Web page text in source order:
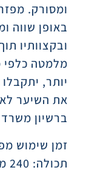
ומסורק.
באופן שווה
ובקצוותיו
מלמטה כלפי
יותר,
את השיער
ברשיון
זמן שימוש מפתיחה:
תכולה: 240 מ"ל